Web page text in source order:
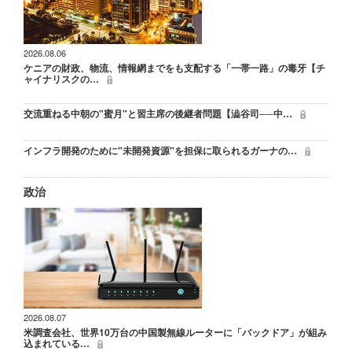
2026.08.06
ケニアの財政、物流、情報網までをも支配する「一帯一路」の毒牙【チ
ャイナリスクの…
交流重ねる中朝の"蜜月"と習主席の後継者問題【澁谷司──中…
インフラ開発のために"未開発資源"を担保に取られるガーナの…
政治
2026.08.07
米調査会社、世界10万台の中国製無線ルーターに「バックドア」が組み
込まれている…